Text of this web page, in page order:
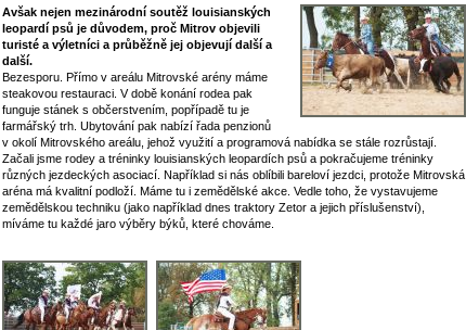
Avšak nejen mezinárodní soutěž louisianských
leopardí psů je důvodem, proč Mitrov objevili
turisté a výletníci a průběžně jej objevují další a
další.
Bezesporu. Přímo v areálu Mitrovské arény máme
steakovou restauraci. V době konání rodea pak
funguje stánek s občerstvením, popřípadě tu je
farmářský trh. Ubytování pak nabízí řada penzionů
v okolí Mitrovského areálu, jehož využití a programová nabídka se stále rozrůstají.
Začali jsme rodey a tréninky louisianských leopardích psů a pokračujeme tréninky
různých jezdeckých asociací. Například si nás oblíbili bareloví jezdci, protože Mitrovská
aréna má kvalitní podloží. Máme tu i zemědělské akce. Vedle toho, že vystavujeme
zemědělskou techniku (jako například dnes traktory Zetor a jejich příslušenství),
míváme tu každé jaro výběry býků, které chováme.